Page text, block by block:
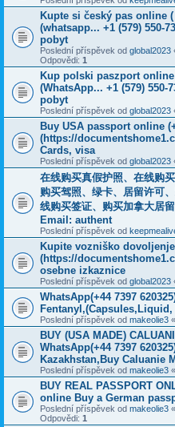
Kupte si český pas online
(whatsapp... +1 (579) 550-
pobyt
Poslední příspěvek od global2023
Odpovědi: 1
Kup polski paszport
(WhatsApp... +1 (579) 550-
pobyt
Poslední příspěvek od global2023
Buy USA passport online
(https://
Cards, visa
Poslední příspěvek od global2023
在线购买真假护照、在线购
购买驾照、绿卡、居留许可
线购买签证、购买加拿大居
Email: authent
Poslední příspěvek od
Kupite vozniško dovoljenje
(https://
osebne izkaznice
Poslední příspěvek od global2023
WhatsApp(+44 7397
Poslední příspěvek od makeolie3 «
BUY (USA MADE)
WhatsApp(+44 7397
Kazakhstan,Buy Caluanie
Poslední příspěvek od makeolie3 «
BUY REAL PASSPORT
online Buy a German
Poslední příspěvek od makeolie3 «
Odpovědi: 1